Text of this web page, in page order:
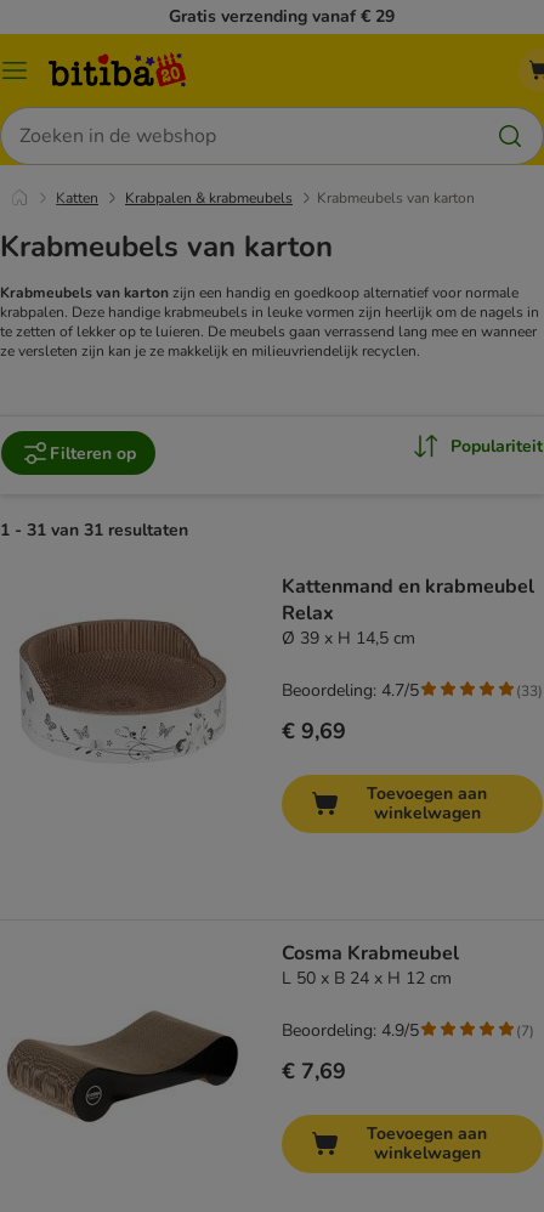
Gratis verzending vanaf € 29
Catalogusmenu
Zoeken
Katten Krabpalen & krabmeubels Krabmeubels van karton
Krabmeubels van karton
Krabmeubels van kartonzijn een handig en goedkoop alternatief voor normale
krabpalen. Deze handige krabmeubels in leuke vormen zijn heerlijk om de nagels in
te zetten of lekker op te luieren. De meubels gaan verrassend lang mee en wanneer
ze versleten zijn kan je ze makkelijk en milieuvriendelijk recyclen.
Filteren op Populariteit
1 - 31 van 31 resultaten
Kattenmand en krabmeubel
Relax
Ø 39 x H 14,5 cm
€ 9,69
Beoordeling: 4.7/5 (33)
Toevoegen aan
winkelwagen
Cosma Krabmeubel
L 50 x B 24 x H 12 cm
€ 7,69
Beoordeling: 4.9/5 (7)
Toevoegen aan
winkelwagen